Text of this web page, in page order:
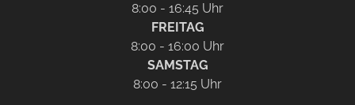
8:00 - 16:45 Uhr
FREITAG
8:00 - 16:00 Uhr
SAMSTAG
8:00 - 12:15 Uhr